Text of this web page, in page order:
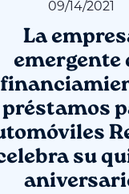
09/14/2021
La
emergente
préstamos
su